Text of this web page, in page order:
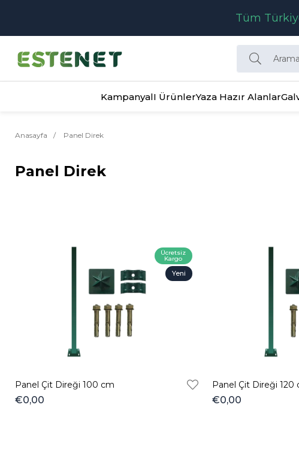
Tüm
KampanyalI ÜrünlerYaza Hazır Alanlar
Anasayfa Panel Direk
Panel Direk
Panel Çit Direği 100 cm
€0,00
Ücretsiz
Kargo
Yeni
Panel Çit Direği 120
€0,00